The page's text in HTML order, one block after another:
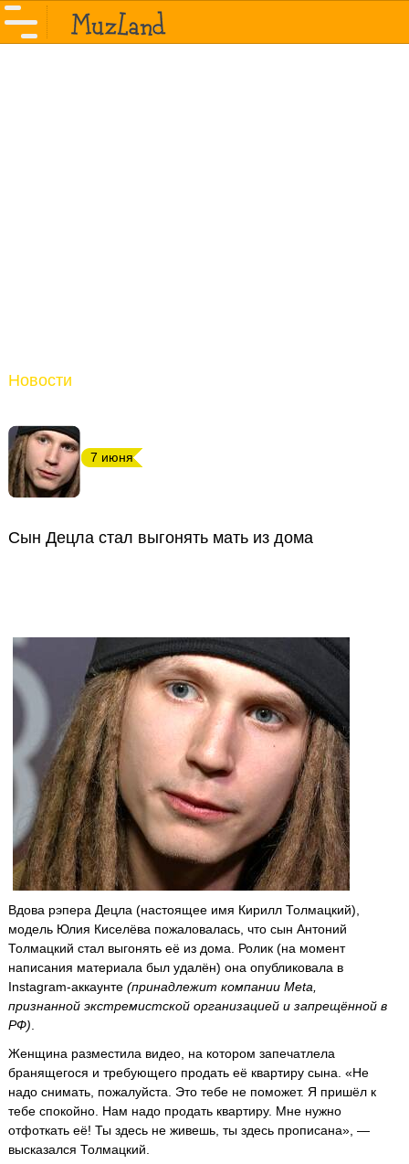
Новости
7 июня
Сын Децла стал выгонять мать из дома
Вдова рэпера Децла (настоящее имя Кирилл Толмацкий),
модель Юлия Киселёва пожаловалась, что сын Антоний
Толмацкий стал выгонять её из дома. Ролик (на момент
написания материала был удалён) она опубликовала в
Instagram-аккаунте (принадлежит компании Meta,
признанной экстремистской организацией и запрещённой в
РФ)
Женщина разместила видео, на котором запечатлела
бранящегося и требующего продать её квартиру сына. «Не
надо снимать, пожалуйста. Это тебе не поможет. Я пришёл к
тебе спокойно. Нам надо продать квартиру. Мне нужно
отфоткать её! Ты здесь не живешь, ты здесь прописана», —
высказался Толмацкий.